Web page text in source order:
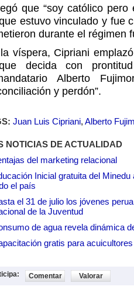
que “soy católico
estuvo vinculado y fue
durante el régimen
víspera, Cipriani
decida con
Alberto
y perdón”.
Juan Luis Cipriani, Alberto
NOTICIAS DE ACTUALIDAD
del marketing relacional
Inicial gratuita del
el país
el 31 de julio los jóvenes
de la Juventud
de agua revela dinámica
gratis para
Comentar Valorar